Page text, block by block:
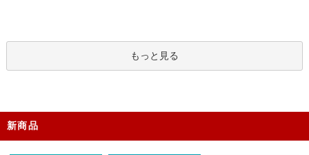
もっと見る
新商品